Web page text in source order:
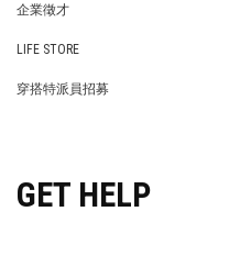
企業徵才
LIFE STORE
穿搭特派員招募
GET HELP